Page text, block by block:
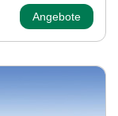
Angebote